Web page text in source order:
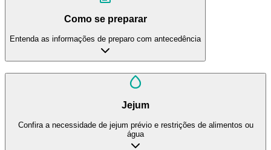
Como se preparar
Entenda as informações de preparo com antecedência
Jejum
Confira a necessidade de jejum prévio e restrições de alimentos ou
água